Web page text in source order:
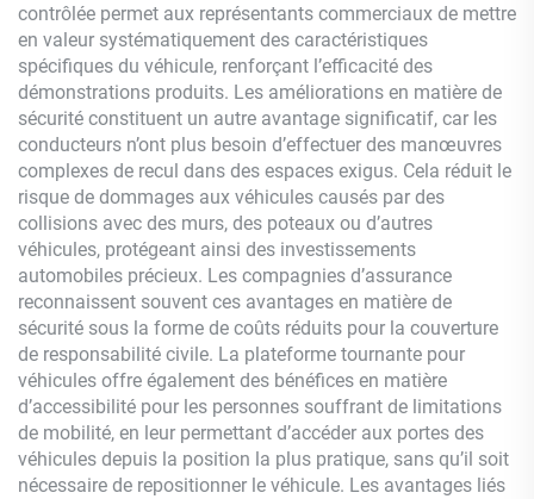
contrôlée permet aux représentants commerciaux de mettre
en valeur systématiquement des caractéristiques
spécifiques du véhicule, renforçant l’efficacité des
démonstrations produits. Les améliorations en matière de
sécurité constituent un autre avantage significatif, car les
conducteurs n’ont plus besoin d’effectuer des manœuvres
complexes de recul dans des espaces exigus. Cela réduit le
risque de dommages aux véhicules causés par des
collisions avec des murs, des poteaux ou d’autres
véhicules, protégeant ainsi des investissements
automobiles précieux. Les compagnies d’assurance
reconnaissent souvent ces avantages en matière de
sécurité sous la forme de coûts réduits pour la couverture
de responsabilité civile. La plateforme tournante pour
véhicules offre également des bénéfices en matière
d’accessibilité pour les personnes souffrant de limitations
de mobilité, en leur permettant d’accéder aux portes des
véhicules depuis la position la plus pratique, sans qu’il soit
nécessaire de repositionner le véhicule. Les avantages liés